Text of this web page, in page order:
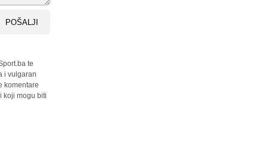
POŠALJI
te
i vulgaran
komentare
koji mogu biti